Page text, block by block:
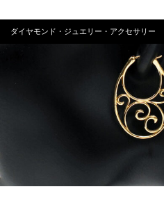
ダイヤモンド・ジュエリー・アクセサリー